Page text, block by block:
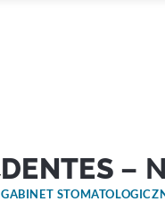
DENTES –
GABINET